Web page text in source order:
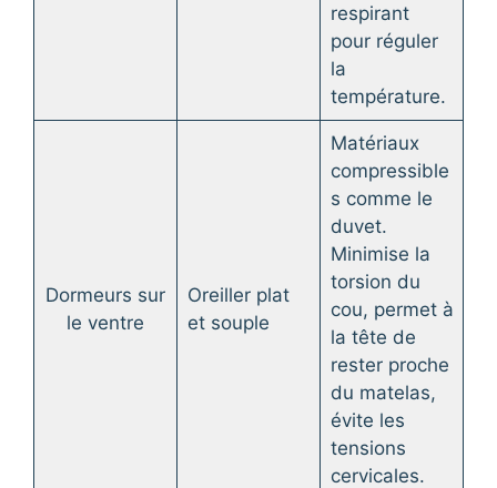
respirant
pour réguler
la
température.
Dormeurs sur
le ventre
Oreiller plat
et souple
Matériaux
compressible
s comme le
duvet.
Minimise la
torsion du
cou, permet à
la tête de
rester proche
du matelas,
évite les
tensions
cervicales.